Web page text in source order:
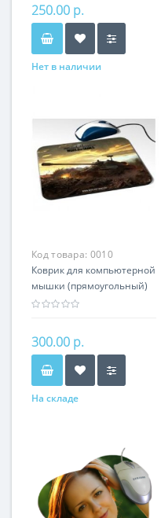
250.00 р.
Нет в наличии
Код товара: 0010
Коврик для компьютерной
мышки (прямоугольный)
300.00 р.
На складе